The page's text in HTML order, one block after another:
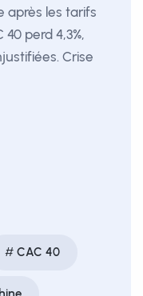
après les tarifs
perd 4,3%,
Crise
CAC 40